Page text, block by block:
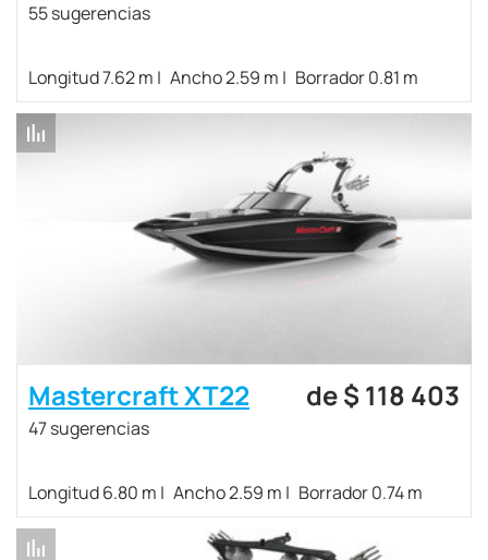
55 sugerencias
Longitud 7.62 m Ancho 2.59 m Borrador 0.81 m
Mastercraft XT22
47 sugerencias
de $ 118 403
Longitud 6.80 m Ancho 2.59 m Borrador 0.74 m